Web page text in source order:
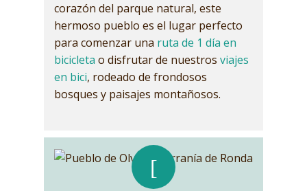
corazón del parque natural, este
hermoso pueblo es el lugar perfecto
para comenzar una ruta de 1 día en
bicicleta o disfrutar de nuestros viajes
en bici, rodeado de frondosos
bosques y paisajes montañosos.